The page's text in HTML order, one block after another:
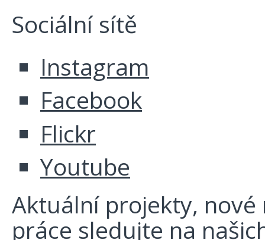
Sociální sítě
Instagram
Facebook
Flickr
Youtube
Aktuální projekty, nové
práce sledujte na